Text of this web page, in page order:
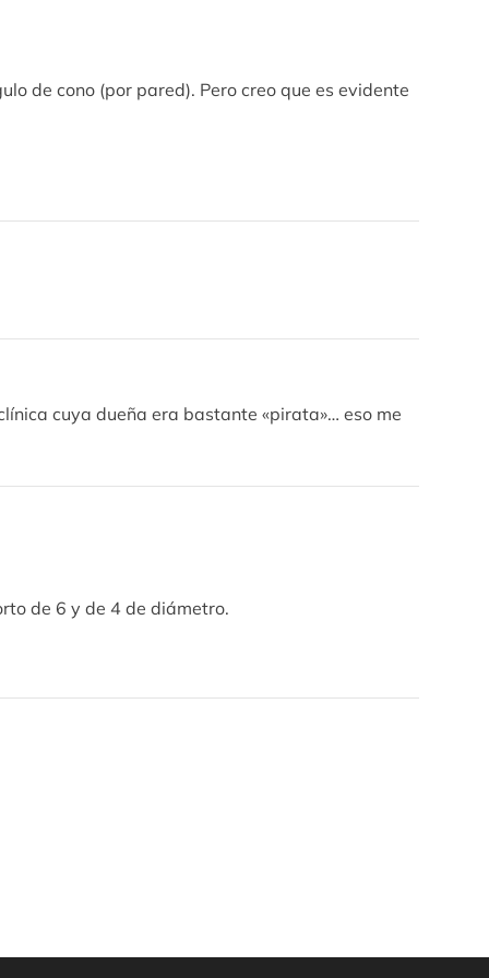
de cono (por pared). Pero creo que es evidente
cuya dueña era bastante «pirata»… eso me
de 6 y de 4 de diámetro.